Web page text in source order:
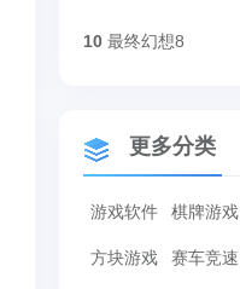
10 最终幻想8
更多分类
游戏软件 棋牌游戏
方块游戏 赛车竞速